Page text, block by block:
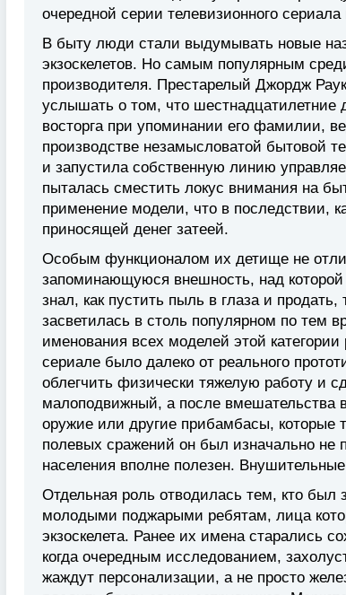
очередной серии телевизионного сериала
В быту люди стали выдумывать новые
экзоскелетов. Но самым популярным
производителя. Престарелый Джордж
услышать о том, что шестнадцатилетние
восторга при упоминании его фамилии,
производстве незамысловатой бытовой
и запустила собственную линию
пыталась сместить локус внимания на
применение модели, что в последствии,
приносящей денег затеей.
Особым функционалом их детище не
запоминающуюся внешность, над которой
знал, как пустить пыль в глаза и
засветилась в столь популярном по тем
именования всех моделей этой
сериале было далеко от реального
облегчить физически тяжелую работу и
малоподвижный, а после вмешательства
оружие или другие прибамбасы, которые
полевых сражений он был изначально не
населения вполне полезен.
Отдельная роль отводилась тем, кто был
молодыми поджарыми ребятам, лица
экзоскелета. Ранее их имена старались
когда очередным исследованием,
жаждут персонализации, а не просто